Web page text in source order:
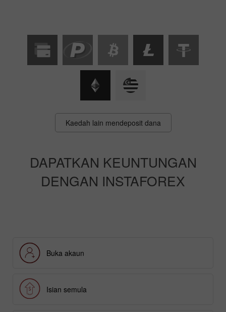
Kaedah lain mendeposit dana
DAPATKAN KEUNTUNGAN
DENGAN INSTAFOREX
Buka akaun
Isian semula